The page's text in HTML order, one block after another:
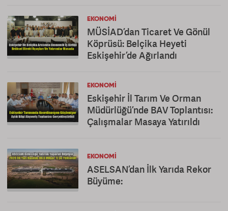
EKONOMI
MÜSİAD’dan Ticaret Ve Gönül
Köprüsü: Belçika Heyeti
Eskişehir’de Ağırlandı
EKONOMI
Eskişehir İl Tarım Ve Orman
Müdürlüğü’nde BAV Toplantısı:
Çalışmalar Masaya Yatırıldı
EKONOMI
ASELSAN’dan İlk Yarıda Rekor
Büyüme: